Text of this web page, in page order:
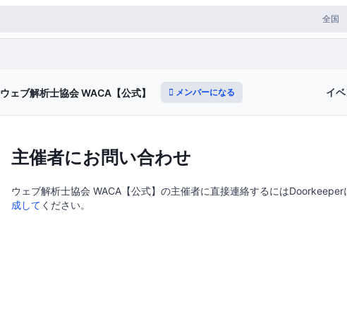
ウェブ解析士協会 WACA【公式】 メンバーになる イ
主催者にお問い合わせ
ウェブ解析士協会 WACA【公式】の主催者に直接連絡するにはDoorkeeper
成して ください。